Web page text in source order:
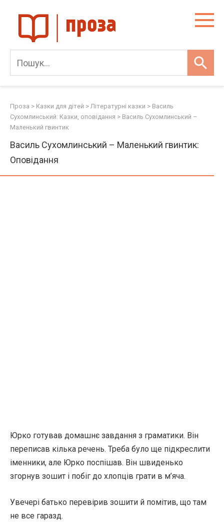
content
Проза > Казки для дітей > Літературні казки > Василь
Сухомлинський: Казки, оповідання > Василь Сухомлинський –
Маленький гвинтик
Василь Сухомлинський – Маленький гвинтик:
Оповідання
Юрко готував домашнє завдання з граматики. Він
переписав кілька речень. Треба було ще підкреслити
іменники, але Юрко поспішав. Він швиденько
згорнув зошит і побіг до хлопців грати в м’яча.
Увечері батько перевірив зошити й помітив, що там
не все гаразд.